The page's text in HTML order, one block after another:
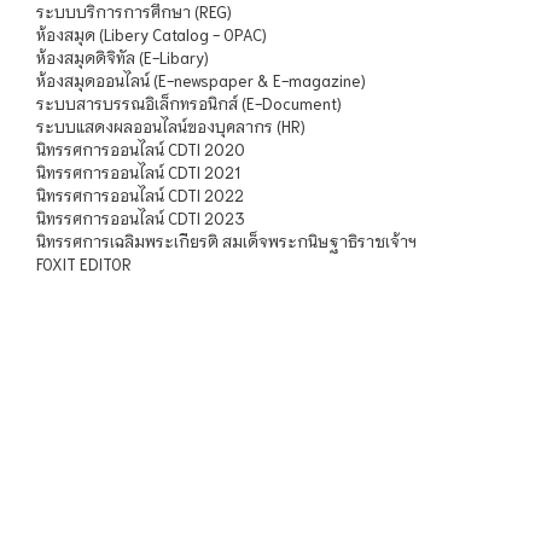
ระบบบริการการศึกษา (REG)
ห้องสมุด (Libery Catalog - OPAC)
ห้องสมุดดิจิทัล (E-Libary)
ห้องสมุดออนไลน์ (E-newspaper & E-magazine)
ระบบสารบรรณอิเล็กทรอนิกส์ (E-Document)
ระบบแสดงผลออนไลน์ของบุคลากร (HR)
นิทรรศการออนไลน์ CDTI 2020
นิทรรศการออนไลน์ CDTI 2021
นิทรรศการออนไลน์ CDTI 2022
นิทรรศการออนไลน์ CDTI 2023
นิทรรศการเฉลิมพระเกียรติ สมเด็จพระกนิษฐาธิราชเจ้าฯ
FOXIT EDITOR